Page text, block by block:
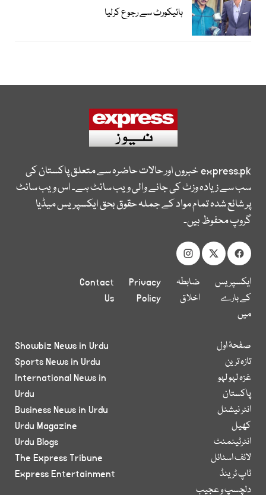
ہائیکورٹ سے رجوع کرلیا
express.pkخبروں اور حالات حاضرہ سے متعلق پاکستان کی
سب سے زیادہ وزٹ کی جانے والی ویب سائٹ ہے۔ اس ویب سائٹ
پر شائع شدہ تمام مواد کے جملہ حقوق بحق ایکسپریس میڈیا
گروپ محفوظ ہیں۔
ایکسپریس
کے بارے
میں
ضابطہ
اخلاق
Privacy
Policy
Contact
Us
صفحۂ اول
تازہ ترین
غزہ لہو لہو
پاکستان
انٹر نیشنل
کھیل
انٹرٹینمنٹ
لائف اسٹائل
ٹاپ ٹرینڈ
دلچسپ و عجیب
Showbiz News in Urdu
Sports News in Urdu
International News in
Urdu
Business News in Urdu
Urdu Magazine
Urdu Blogs
The Express Tribune
Express Entertainment